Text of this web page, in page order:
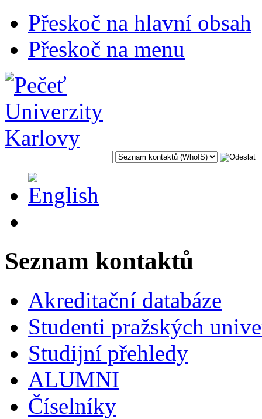
Přeskoč na hlavní obsah
Přeskoč na menu
Seznam kontaktů
Akreditační databáze
Studenti pražských
Studijní přehledy
ALUMNI
Číselníky